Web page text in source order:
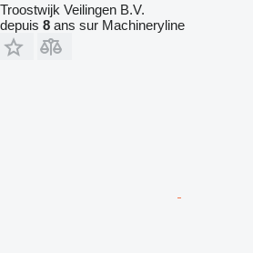
Troostwijk Veilingen B.V.
depuis 8 ans sur Machineryline